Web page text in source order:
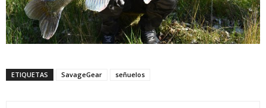
ETIQUETAS SavageGear señuelos